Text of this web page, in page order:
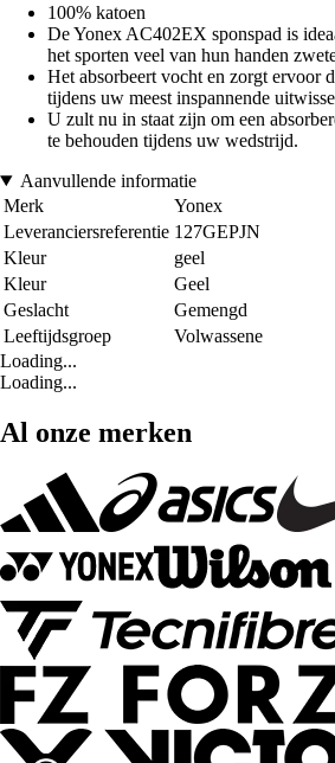
100% katoen
De Yonex AC402EX sponspad is
het sporten veel van hun handen
Het absorbeert vocht en zorgt ervoor
tijdens uw meest inspannende
U zult nu in staat zijn om een
te behouden tijdens uw wedstrijd.
Aanvullende informatie
Merk
Yonex
Leveranciersreferentie 127GEPJN
Kleur
geel
Kleur
Geel
Geslacht
Gemengd
Leeftijdsgroep
Volwassene
Loading...
Loading...
Al onze merken